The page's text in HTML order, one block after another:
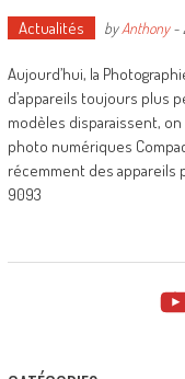
Actualités byAnthony-
Aujourd’hui, la
d’appareils toujours plus
modèles disparaissent,
photo numériques
récemment des appareils
9093